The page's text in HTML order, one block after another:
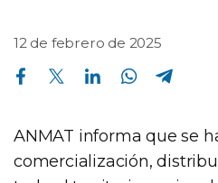
12 de febrero de 2025
Compartir en Facebook Compartir en Twitter Compartir en Linkedin Compartir en Whatsapp
ANMAT informa que se
comercialización,